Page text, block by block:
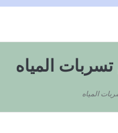
المياه
المياه